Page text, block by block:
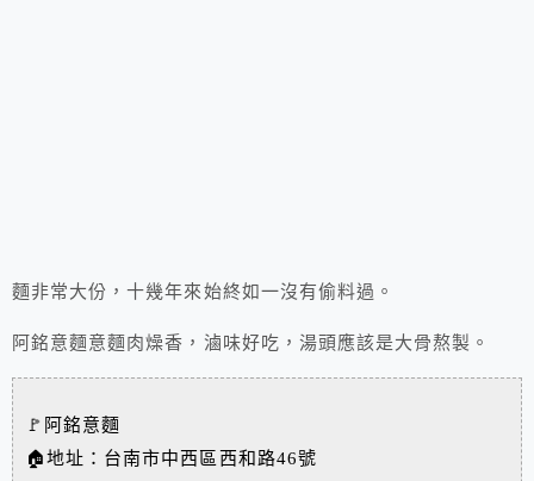
麵非常大份，十幾年來始終如一沒有偷料過。
阿銘意麵意麵肉燥香，滷味好吃，湯頭應該是大骨熬製。
🚩阿銘意麵
🏠地址：台南市中西區西和路46號